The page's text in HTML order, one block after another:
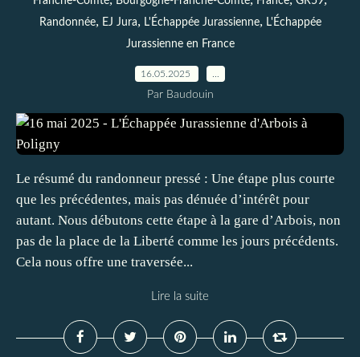
Randonnée, EJ Jura, L'Échappée Jurassienne, L'Échappée
Jurassienne en France
16.05.2025
Par Baudouin
Le résumé du randonneur pressé : Une étape plus courte
que les précédentes, mais pas dénuée d’intérêt pour
autant. Nous débutons cette étape à la gare d’Arbois, non
pas de la place de la Liberté comme les jours précédents.
Cela nous offre une traversée...
Lire la suite